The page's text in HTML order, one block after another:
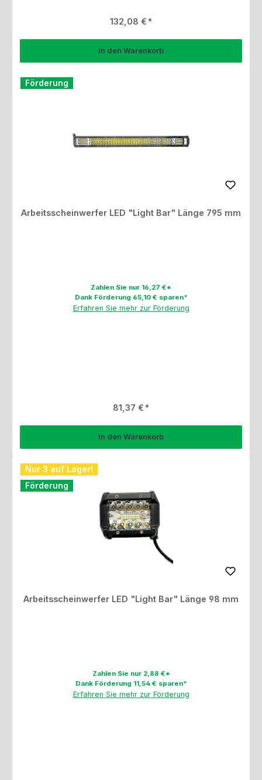
Regulärer Preis:
132,08 €
In den Warenkorb
Förderung
Arbeitsscheinwerfer LED "Light Bar" Länge 795 mm
Zahlen Sie nur 16,27 €*
Dank Förderung 65,10 € sparen*
Erfahren Sie mehr zur Förderung
Regulärer Preis:
81,37 €
In den Warenkorb
Nur 3 auf Lager!
Förderung
Arbeitsscheinwerfer LED "Light Bar" Länge 98 mm
Zahlen Sie nur 2,88 €*
Dank Förderung 11,54 € sparen*
Erfahren Sie mehr zur Förderung